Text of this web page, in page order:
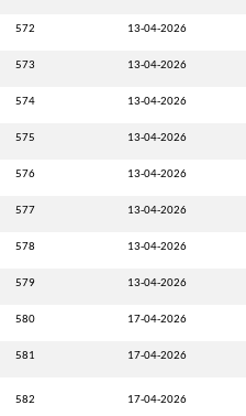
572 13-04-2026
573 13-04-2026
574 13-04-2026
575 13-04-2026
576 13-04-2026
577 13-04-2026
578 13-04-2026
579 13-04-2026
580 17-04-2026
581 17-04-2026
582 17-04-2026